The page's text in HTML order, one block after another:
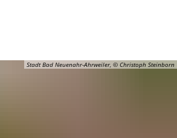
Stadt Bad Neuenahr-Ahrweiler, © Christoph Steinborn